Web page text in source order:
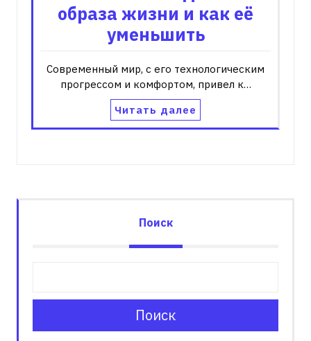
образа жизни и как её
уменьшить
Современный мир‚ с его технологическим
прогрессом и комфортом‚ привел к…
Читать далее
Поиск
Поиск